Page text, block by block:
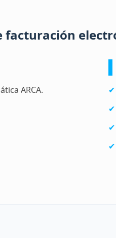
ARCA.
✔
✔
✔
✔